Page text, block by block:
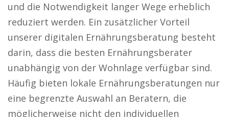
und die Notwendigkeit langer Wege erheblich
reduziert werden. Ein zusätzlicher Vorteil
unserer digitalen Ernährungsberatung besteht
darin, dass die besten Ernährungsberater
unabhängig von der Wohnlage verfügbar sind.
Häufig bieten lokale Ernährungsberatungen nur
eine begrenzte Auswahl an Beratern, die
möglicherweise nicht den individuellen